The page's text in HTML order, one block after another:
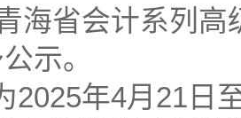
海省会计系列
示。
2025年4月21日